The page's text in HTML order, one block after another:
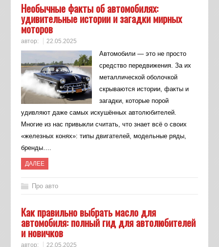
Необычные факты об автомобилях:
удивительные истории и загадки мирных
моторов
автор: 22.05.2025
Автомобили — это не просто
средство передвижения. За их
металлической оболочкой
скрываются истории, факты и
загадки, которые порой
удивляют даже самых искушённых автолюбителей.
Многие из нас привыкли считать, что знает всё о своих
«железных конях»: типы двигателей, модельные ряды,
бренды….
ДАЛЕЕ
Про авто
Как правильно выбрать масло для
автомобиля: полный гид для автолюбителей
и новичков
автор: 22.05.2025